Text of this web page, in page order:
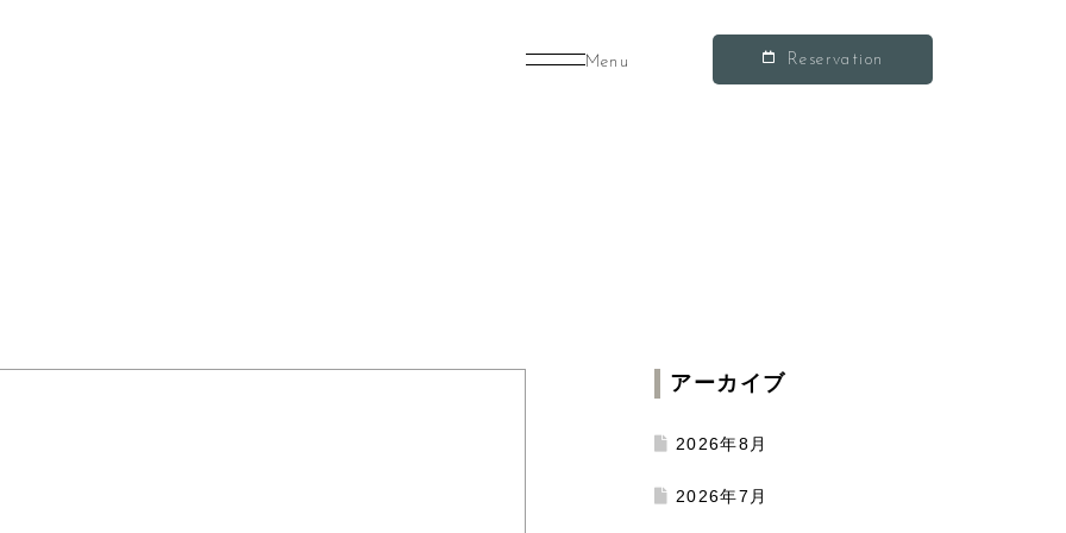
Reservation
Menu
アーカイブ
2026年8月
2026年7月